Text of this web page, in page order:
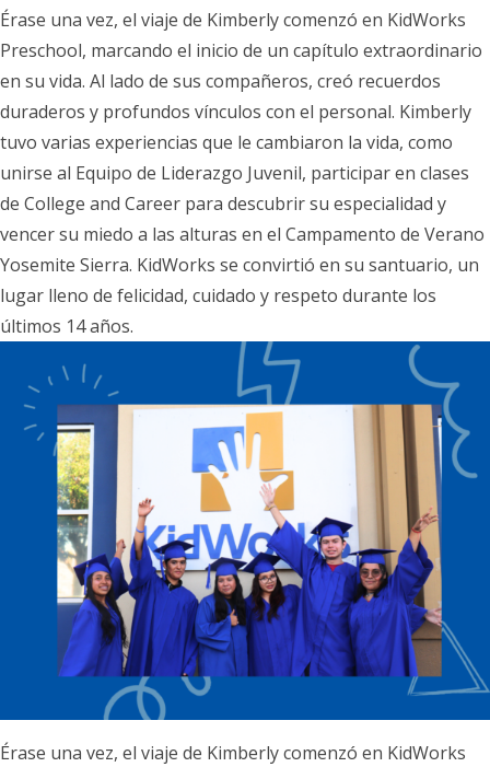
Érase una vez, el viaje de Kimberly comenzó en KidWorks
Preschool, marcando el inicio de un capítulo extraordinario
en su vida. Al lado de sus compañeros, creó recuerdos
duraderos y profundos vínculos con el personal. Kimberly
tuvo varias experiencias que le cambiaron la vida, como
unirse al Equipo de Liderazgo Juvenil, participar en clases
de College and Career para descubrir su especialidad y
vencer su miedo a las alturas en el Campamento de Verano
Yosemite Sierra. KidWorks se convirtió en su santuario, un
lugar lleno de felicidad, cuidado y respeto durante los
últimos 14 años.
Érase una vez, el viaje de Kimberly comenzó en KidWorks